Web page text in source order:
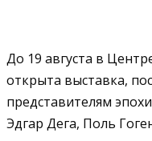
До 19 августа в
открыта выставка,
представителям
Эдгар Дега, Поль